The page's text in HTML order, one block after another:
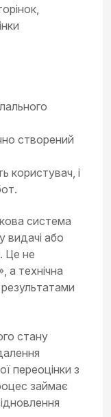
створений
користувач, і
система
видачі або
Це не
а технічна
стану
переоцінки з
займає